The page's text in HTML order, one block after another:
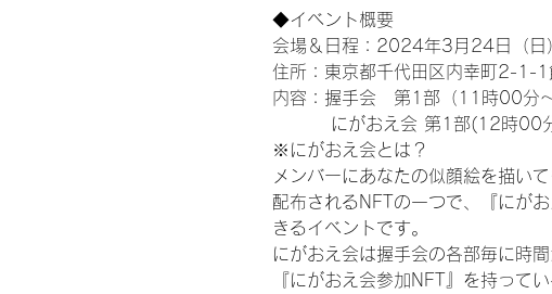
◆イベント概要
会場＆日程：2024年3月24日（日
住所：東京都千代田区内幸町2-1-1
内容：握手会　第1部（11時00
にがおえ会 第1部(12時00分
※にがおえ会とは？
メンバーにあなたの似顔絵を描い
配布されるNFTの一つで、『にが
きるイベントです。
にがおえ会は握手会の各部毎に時
『にがおえ会参加NFT』を持って